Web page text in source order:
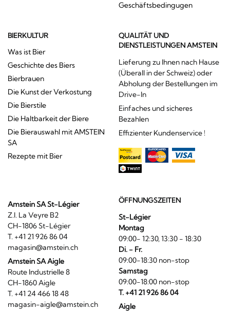
Geschäftsbedingugen
BIERKULTUR
Was ist Bier
Geschichte des Biers
Bierbrauen
Die Kunst der Verkostung
Die Bierstile
Die Haltbarkeit der Biere
Die Bierauswahl mit AMSTEIN
SA
Rezepte mit Bier
QUALITÄT UND
DIENSTLEISTUNGEN AMSTEIN
Lieferung zu Ihnen nach Hause
(Überall in der Schweiz) oder
Abholung der Bestellungen im
Drive-In
Einfaches und sicheres
Bezahlen
Effizienter Kundenservice !
Amstein SA St-Légier
Z.I. La Veyre B2
CH-1806 St-Légier
T. +41 21 926 86 04
magasin@amstein.ch
Amstein SA Aigle
Route Industrielle 8
CH-1860 Aigle
T. +41 24 466 18 48
magasin-aigle@amstein.ch
ÖFFNUNGSZEITEN
St-Légier
Montag
09:00- 12:30, 13:30 - 18:30
Di. - Fr.
09:00-18:30 non-stop
Samstag
09:00-18:00 non-stop
T. +41 21 926 86 04
Aigle